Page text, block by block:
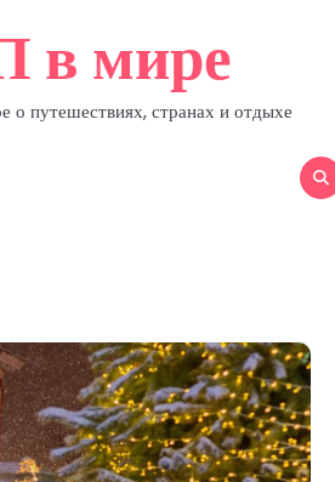
в мире
о путешествиях, странах и отдыхе